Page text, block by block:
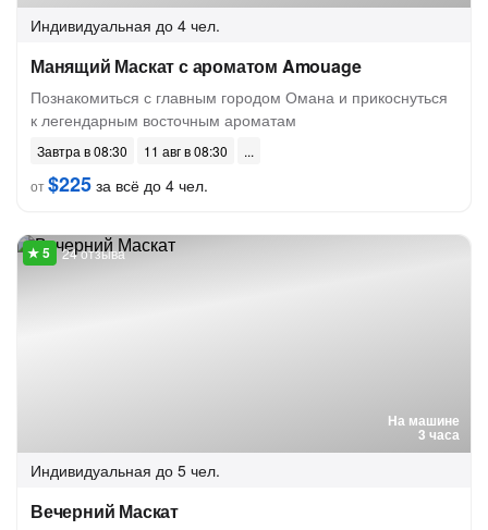
Индивидуальная до 4 чел.
Манящий Маскат с ароматом Amouage
Познакомиться с главным городом Омана и прикоснуться
к легендарным восточным ароматам
Завтра в 08:30
11 авг в 08:30
от$225 за всё до 4 чел.
На машине
3 часа
24 отзыва
Индивидуальная до 5 чел.
Вечерний Маскат